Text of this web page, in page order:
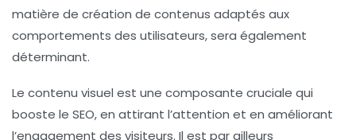
matière de création de contenus adaptés aux
comportements des utilisateurs, sera également
déterminant.
Le contenu visuel est une composante cruciale qui
booste le SEO, en attirant l’attention et en améliorant
l’engagement des visiteurs. Il est par ailleurs